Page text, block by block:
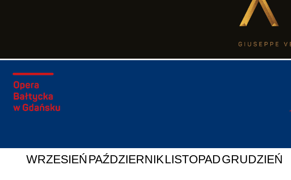
WRZESIEŃPAŹDZIERNIKLISTOPADGRUDZIEŃ